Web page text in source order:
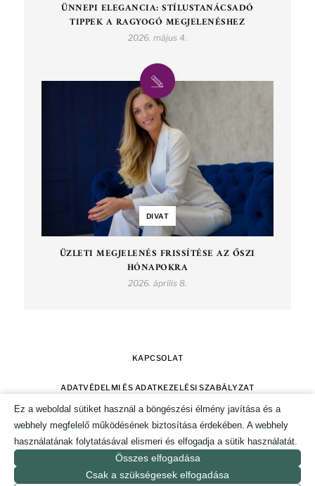
ÜNNEPI ELEGANCIA: STÍLUSTANÁCSADÓ
TIPPEK A RAGYOGÓ MEGJELENÉSHEZ
2026. május 4.
DIVAT
ÜZLETI MEGJELENÉS FRISSÍTÉSE AZ ŐSZI
HÓNAPOKRA
2026. április 8.
KAPCSOLAT
ADATVÉDELMI ÉS ADATKEZELÉSI SZABÁLYZAT
IMPRESSZUM
SÜTI TÁJÉKOZTATÓ ÉS HOZZÁJÁRULÁS KEZELÉSE
© 2019-2026. CSAK POZITÍVAN MAGAZIN.
Ez a weboldal sütiket használ a böngészési élmény javítása és a
webhely megfelelő működésének biztosítása érdekében. A webhely
használatának folytatásával elismeri és elfogadja a sütik használatát.
Összes elfogadása
Csak a szükségesek elfogadása